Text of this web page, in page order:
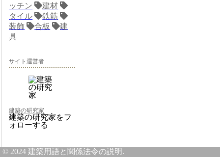
ッチン
建材
タイル
鉄筋
装飾
合板
建
具
サイト運営者
建築の研究家
建築の研究家をフ
ォローする
© 2024 建築用語と関係法令の説明.